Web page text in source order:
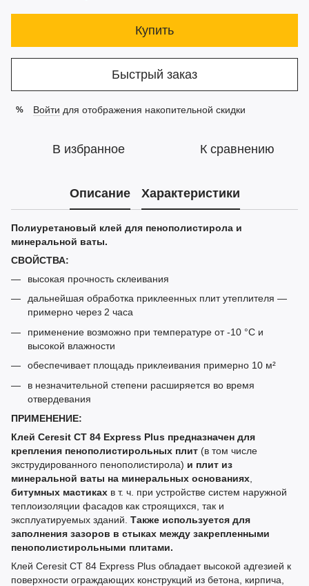
Купить
Быстрый заказ
% Войти для отображения накопительной скидки
В избранное К сравнению
Описание Характеристики
Полиуретановый клей для пенополистирола и
минеральной ваты.
СВОЙСТВА:
высокая прочность склеивания
дальнейшая обработка приклеенных плит утеплителя —
примерно через 2 часа
применение возможно при температуре от -10 °С и
высокой влажности
обеспечивает площадь приклеивания примерно 10 м²
в незначительной степени расширяется во время
отвердевания
ПРИМЕНЕНИЕ:
Клей Ceresit CT 84 Express Plus предназначен для
крепления пенополистирольных плит (в том числе
экструдированного пенополистирола) и плит из
минеральной ваты на минеральных основаниях
битумных мастиках в т. ч. при устройстве систем наружной
теплоизоляции фасадов как строящихся, так и
эксплуатируемых зданий. Также используется для
заполнения зазоров в стыках между закрепленными
пенополистирольными плитами.
Клей Ceresit CT 84 Express Plus обладает высокой адгезией к
поверхности ограждающих конструкций из бетона, кирпича,